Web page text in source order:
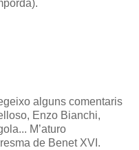
alguns comentaris
Enzo Bianchi,
M’aturo
de Benet XVI.